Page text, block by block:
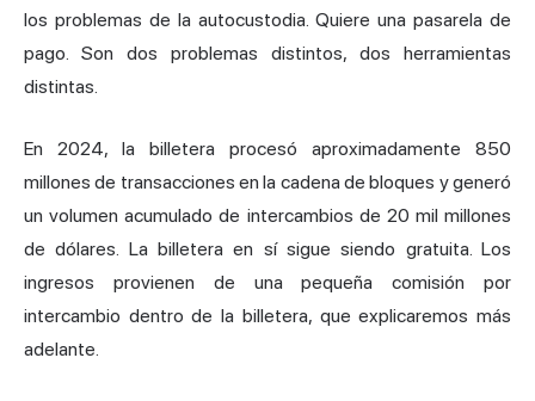
los problemas de la autocustodia. Quiere una pasarela de
pago. Son dos problemas distintos, dos herramientas
distintas.
En 2024, la billetera procesó aproximadamente 850
millones de transacciones en la cadena de bloques y generó
un volumen acumulado de intercambios de 20 mil millones
de dólares. La billetera en sí sigue siendo gratuita. Los
ingresos provienen de una pequeña comisión por
intercambio dentro de la billetera, que explicaremos más
adelante.